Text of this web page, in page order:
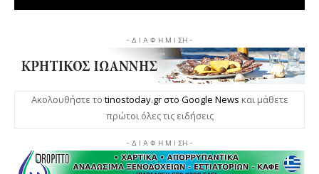
- Δ Ι Α Φ Η Μ Ι ΣΗ -
Ακολουθήστε το tinostoday.gr στο Google News και μάθετε
πρώτοι όλες τις ειδήσεις
- Δ Ι Α Φ Η Μ Ι ΣΗ -